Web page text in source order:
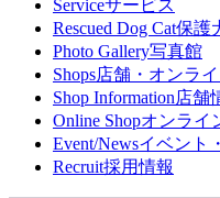
Serviceサービス
Rescued Dog Cat保護
Photo Gallery写真館
Shops店舗・オンラ
Shop Information店舗
Online Shopオンライ
Event/Newsイベント
Recruit採用情報